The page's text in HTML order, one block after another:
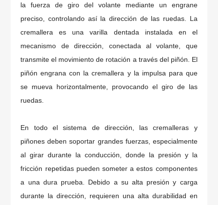
la fuerza de giro del volante mediante un engrane
preciso, controlando así la dirección de las ruedas. La
cremallera es una varilla dentada instalada en el
mecanismo de dirección, conectada al volante, que
transmite el movimiento de rotación a través del piñón. El
piñón engrana con la cremallera y la impulsa para que
se mueva horizontalmente, provocando el giro de las
ruedas.
En todo el sistema de dirección, las cremalleras y
piñones deben soportar grandes fuerzas, especialmente
al girar durante la conducción, donde la presión y la
fricción repetidas pueden someter a estos componentes
a una dura prueba. Debido a su alta presión y carga
durante la dirección, requieren una alta durabilidad en